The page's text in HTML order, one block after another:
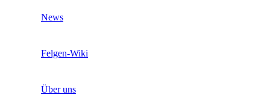
News
Felgen-Wiki
Über uns